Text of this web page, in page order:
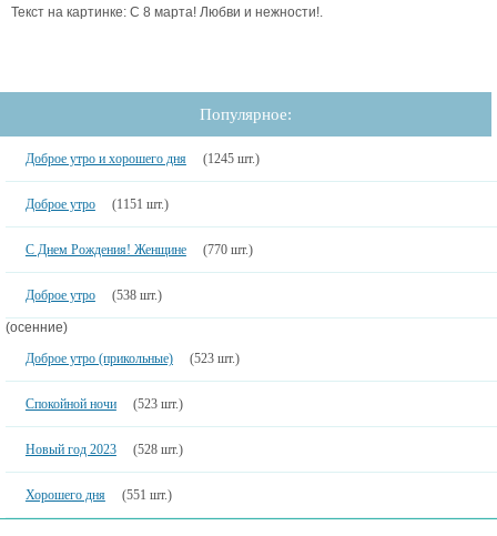
Текст на картинке: С 8 марта! Любви и нежности!.
Популярное:
Доброе утро и хорошего дня (1245 шт.)
Доброе утро (1151 шт.)
С Днем Рождения! Женщине (770 шт.)
Доброе утро (538 шт.)
(осенние)
Доброе утро (прикольные)
(523 шт.)
Спокойной ночи (523 шт.)
Новый год 2023 (528 шт.)
Хорошего дня (551 шт.)